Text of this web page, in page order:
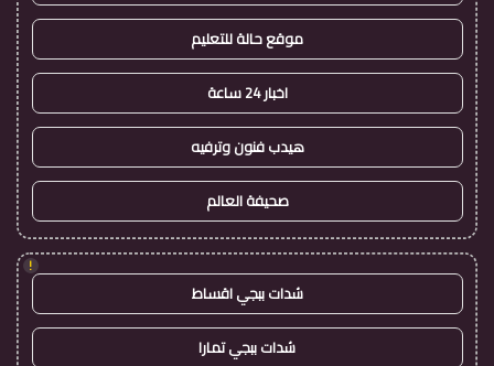
موقع حالة للتعليم
اخبار 24 ساعة
هيدب فنون وترفيه
صحيفة العالم
!
شدات ببجي اقساط
شدات ببجي تمارا